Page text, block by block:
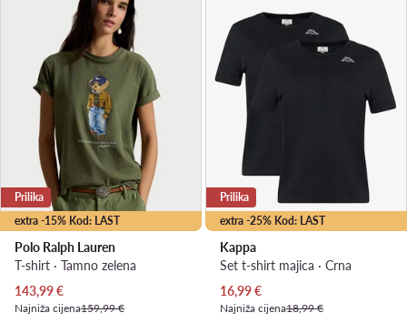
extra -15% Kod: LAST
Prilika
Polo Ralph Lauren
T-shirt · Tamno zelena
Trenutna cijena
143,99€
Najniža cijena159,99 €
extra -25% Kod: LAST
Prilika
Kappa
Set t-shirt majica · Crna
Trenutna cijena
16,99€
Najniža cijena18,99 €